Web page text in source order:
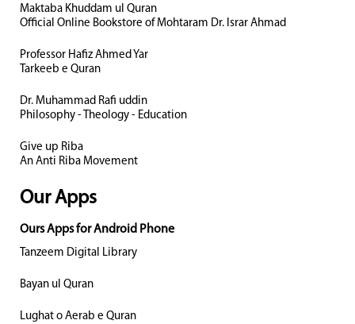
Maktaba Khuddam ul Quran
Official Online Bookstore of Mohtaram Dr. Israr Ahmad
Professor Hafiz Ahmed Yar
Tarkeeb e Quran
Dr. Muhammad Rafi uddin
Philosophy - Theology - Education
Give up Riba
An Anti Riba Movement
Our Apps
Ours Apps for Android Phone
Tanzeem Digital Library
Bayan ul Quran
Lughat o Aerab e Quran